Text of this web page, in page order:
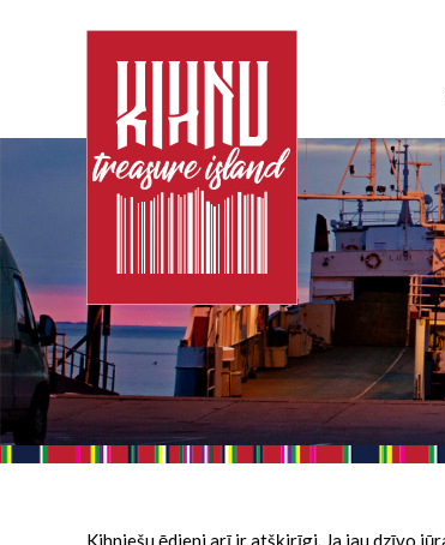
Kihniešu ēdieni arī ir atšķirīgi. Ja jau dzīvo